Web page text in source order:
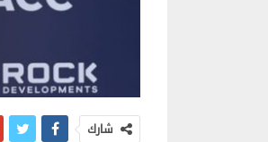
شارك